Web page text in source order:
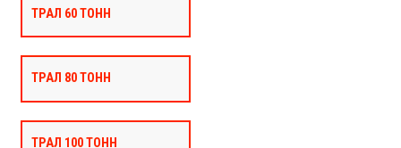
ТРАЛ 60 ТОНН
ТРАЛ 80 ТОНН
ТРАЛ 100 ТОНН